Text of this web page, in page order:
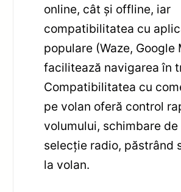
online, cât și offline, iar
compatibilitatea cu
populare (Waze, Google
facilitează navigarea în
Compatibilitatea cu
pe volan oferă control
volumului, schimbare
selecție radio, păstrând
la volan.